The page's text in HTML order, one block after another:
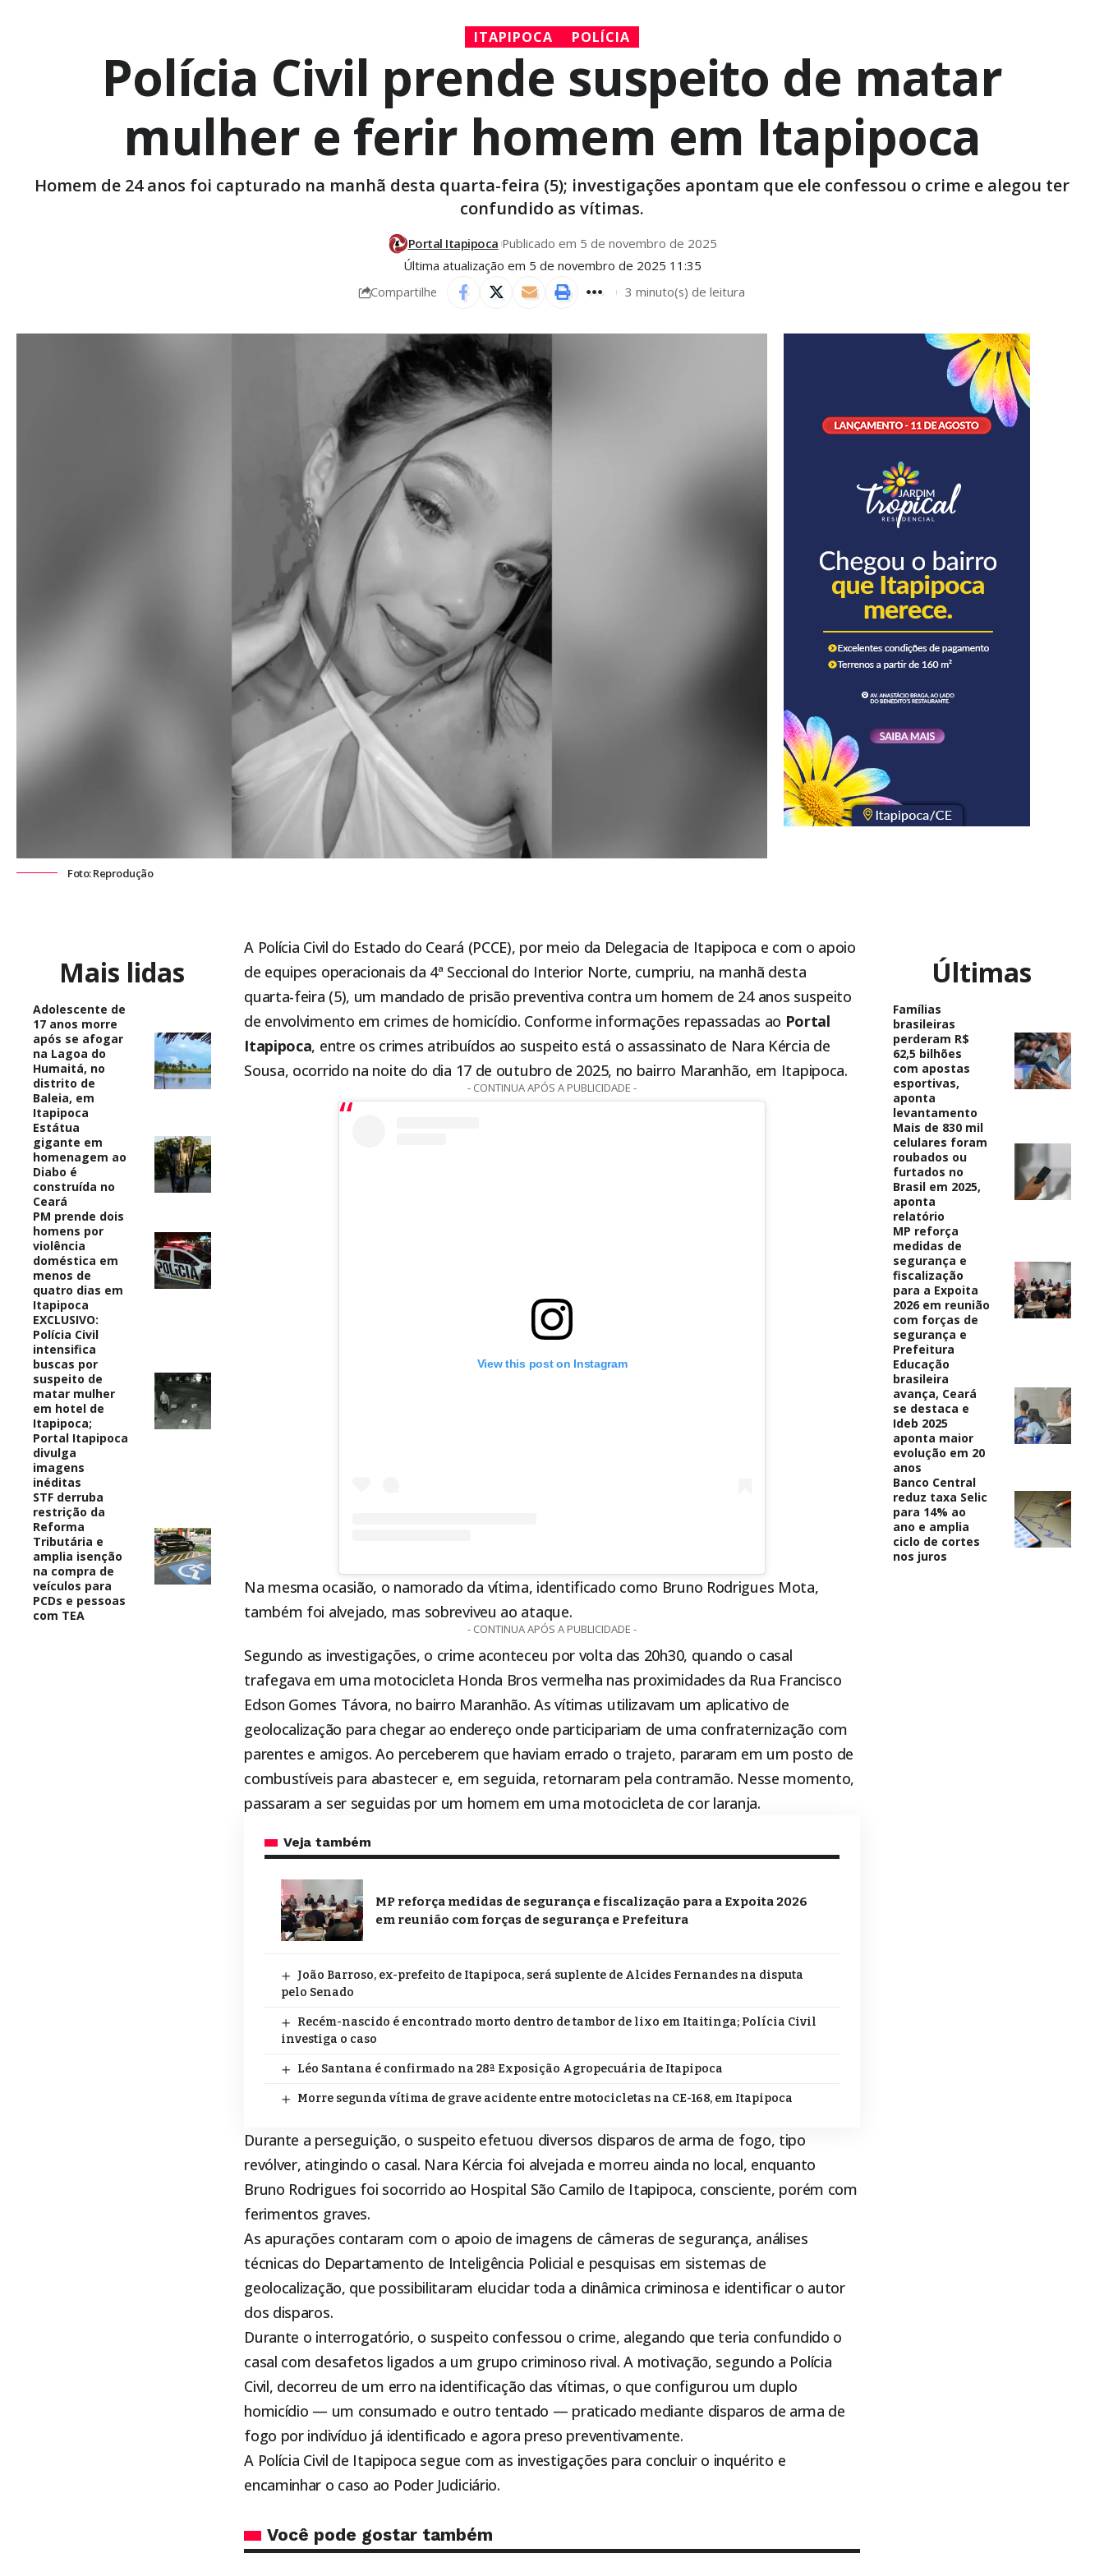
ITAPIPOCA POLÍCIA
Polícia Civil prende suspeito de matar
mulher e ferir homem em Itapipoca
Homem de 24 anos foi capturado na manhã desta quarta-feira (5); investigações apontam que ele confessou o crime e alegou ter
confundido as vítimas.
Última atualização em 5 de novembro de 2025 11:35
Portal Itapipoca Publicado em 5 de novembro de 2025
Compartilhe 3 minuto(s) de leitura
Foto: Reprodução
Mais lidas
Adolescente de
17 anos morre
após se afogar
na Lagoa do
Humaitá, no
distrito de
Baleia, em
Itapipoca
Estátua
gigante em
homenagem ao
Diabo é
construída no
Ceará
PM prende dois
homens por
violência
doméstica em
menos de
quatro dias em
Itapipoca
EXCLUSIVO:
Polícia Civil
intensifica
buscas por
suspeito de
matar mulher
em hotel de
Itapipoca;
Portal Itapipoca
divulga
imagens
inéditas
STF derruba
restrição da
Reforma
Tributária e
amplia isenção
na compra de
veículos para
PCDs e pessoas
com TEA
A Polícia Civil do Estado do Ceará (PCCE), por meio da Delegacia de Itapipoca e com o apoio
de equipes operacionais da 4ª Seccional do Interior Norte, cumpriu, na manhã desta
quarta-feira (5), um mandado de prisão preventiva contra um homem de 24 anos suspeito
de envolvimento em crimes de homicídio. Conforme informações repassadas ao Portal
Itapipoca, entre os crimes atribuídos ao suspeito está o assassinato de Nara Kércia de
Sousa, ocorrido na noite do dia 17 de outubro de 2025, no bairro Maranhão, em Itapipoca.
- CONTINUA APÓS A PUBLICIDADE -
View this post on Instagram
Na mesma ocasião, o namorado da vítima, identificado como Bruno Rodrigues Mota,
também foi alvejado, mas sobreviveu ao ataque.
- CONTINUA APÓS A PUBLICIDADE -
Segundo as investigações, o crime aconteceu por volta das 20h30, quando o casal
trafegava em uma motocicleta Honda Bros vermelha nas proximidades da Rua Francisco
Edson Gomes Távora, no bairro Maranhão. As vítimas utilizavam um aplicativo de
geolocalização para chegar ao endereço onde participariam de uma confraternização com
parentes e amigos. Ao perceberem que haviam errado o trajeto, pararam em um posto de
combustíveis para abastecer e, em seguida, retornaram pela contramão. Nesse momento,
passaram a ser seguidas por um homem em uma motocicleta de cor laranja.
Veja também
MP reforça medidas de segurança e fiscalização para a Expoita 2026
em reunião com forças de segurança e Prefeitura
João Barroso, ex-prefeito de Itapipoca, será suplente de Alcides Fernandes na disputa
pelo Senado
Recém-nascido é encontrado morto dentro de tambor de lixo em Itaitinga; Polícia Civil
investiga o caso
Léo Santana é confirmado na 28ª Exposição Agropecuária de Itapipoca
Morre segunda vítima de grave acidente entre motocicletas na CE-168, em Itapipoca
Durante a perseguição, o suspeito efetuou diversos disparos de arma de fogo, tipo
revólver, atingindo o casal. Nara Kércia foi alvejada e morreu ainda no local, enquanto
Bruno Rodrigues foi socorrido ao Hospital São Camilo de Itapipoca, consciente, porém com
ferimentos graves.
As apurações contaram com o apoio de imagens de câmeras de segurança, análises
técnicas do Departamento de Inteligência Policial e pesquisas em sistemas de
geolocalização, que possibilitaram elucidar toda a dinâmica criminosa e identificar o autor
dos disparos.
Durante o interrogatório, o suspeito confessou o crime, alegando que teria confundido o
casal com desafetos ligados a um grupo criminoso rival. A motivação, segundo a Polícia
Civil, decorreu de um erro na identificação das vítimas, o que configurou um duplo
homicídio — um consumado e outro tentado — praticado mediante disparos de arma de
fogo por indivíduo já identificado e agora preso preventivamente.
A Polícia Civil de Itapipoca segue com as investigações para concluir o inquérito e
encaminhar o caso ao Poder Judiciário.
Você pode gostar também
Últimas
Famílias
brasileiras
perderam R$
62,5 bilhões
com apostas
esportivas,
aponta
levantamento
Mais de 830 mil
celulares foram
roubados ou
furtados no
Brasil em 2025,
aponta
relatório
MP reforça
medidas de
segurança e
fiscalização
para a Expoita
2026 em reunião
com forças de
segurança e
Prefeitura
Educação
brasileira
avança, Ceará
se destaca e
Ideb 2025
aponta maior
evolução em 20
anos
Banco Central
reduz taxa Selic
para 14% ao
ano e amplia
ciclo de cortes
nos juros